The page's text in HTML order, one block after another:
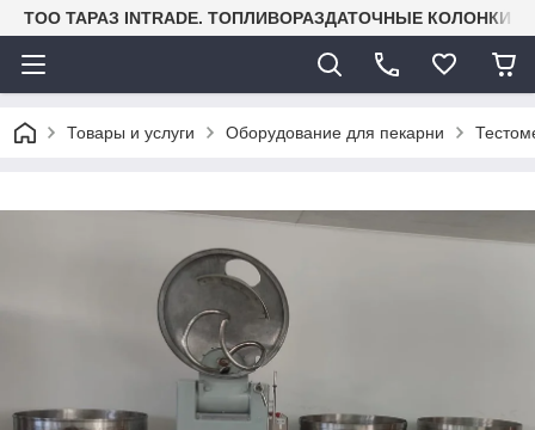
TOO ТАРАЗ INTRADE. ТОПЛИВОРАЗДАТОЧНЫЕ КОЛОНКИ
Товары и услуги Оборудование для пекарни